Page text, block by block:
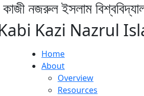
নজরুল ইসলাম
Kazi Nazrul
Home
About
Overview
Resources